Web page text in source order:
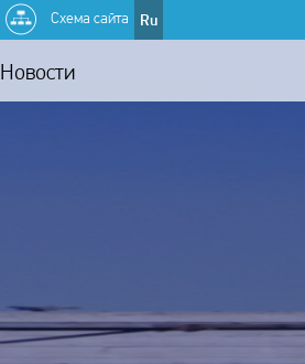
Схема сайта Ru
Новости